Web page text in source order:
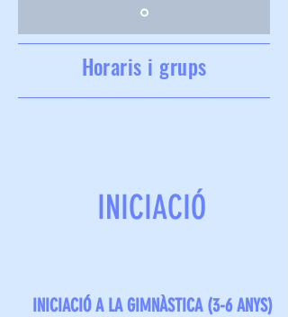
Horaris i grups
INICIACIÓ
INICIACIÓ A LA GIMNÀSTICA (3-6 ANYS)